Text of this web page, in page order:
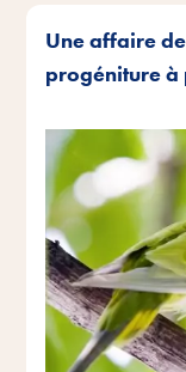
Une affaire
progéniture à